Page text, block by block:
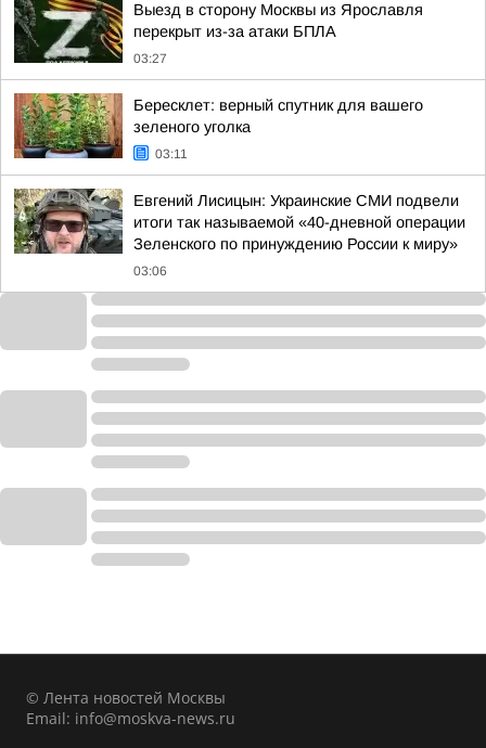
Выезд в сторону Москвы из Ярославля
перекрыт из-за атаки БПЛА
03:27
Бересклет: верный спутник для вашего
зеленого уголка
03:11
Евгений Лисицын: Украинские СМИ подвели
итоги так называемой «40-дневной операции
Зеленского по принуждению России к миру»
03:06
© Лента новостей Москвы
Email: info@moskva-news.ru